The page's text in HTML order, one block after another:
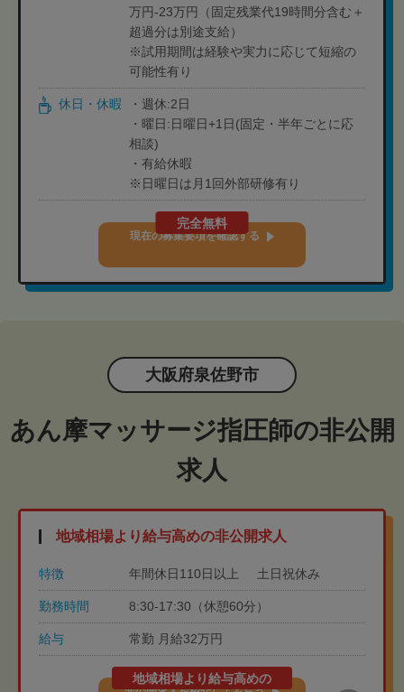
万円-23万円（固定残業代19時間分含む＋
超過分は別途支給）
※試用期間は経験や実力に応じて短縮の
可能性有り
休日・休暇
・週休:2日
・曜日:日曜日+1日(固定・半年ごとに応
相談)
・有給休暇
※日曜日は月1回外部研修有り
完全無料
現在の募集要項を確認する
大阪府泉佐野市
あん摩マッサージ指圧師の非公開
求人
地域相場より給与高めの非公開求人
特徴 年間休日110日以上 土日祝休み
勤務時間 8:30-17:30（休憩60分）
給与 常勤 月給32万円
地域相場より給与高めの